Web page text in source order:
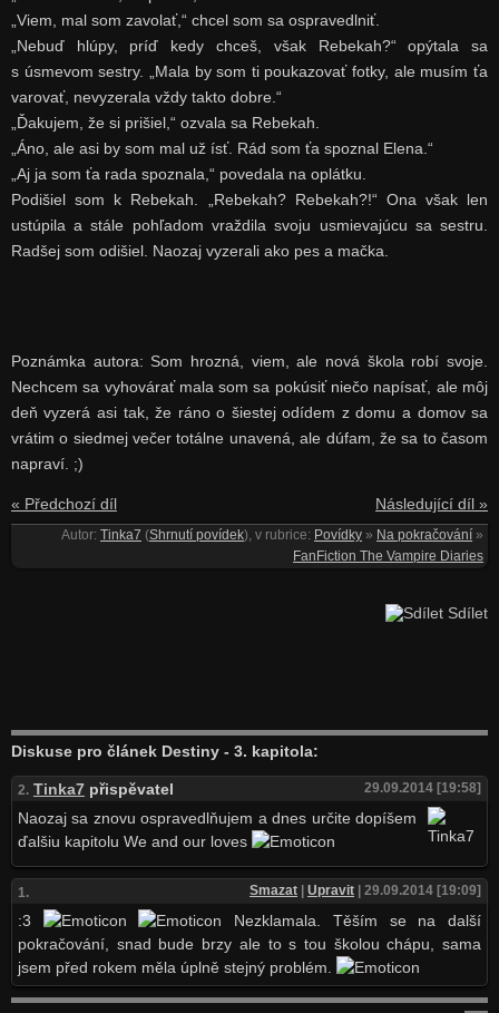
„Viem, mal som zavolať,“ chcel som sa ospravedlniť.
„Nebuď hlúpy, príď kedy chceš, však Rebekah?“ opýtala sa
s úsmevom sestry. „Mala by som ti poukazovať fotky, ale musím ťa
varovať, nevyzerala vždy takto dobre.“
„Ďakujem, že si prišiel,“ ozvala sa Rebekah.
„Áno, ale asi by som mal už ísť. Rád som ťa spoznal Elena.“
„Aj ja som ťa rada spoznala,“ povedala na oplátku.
Podišiel som k Rebekah. „Rebekah? Rebekah?!“ Ona však len
ustúpila a stále pohľadom vraždila svoju usmievajúcu sa sestru.
Radšej som odišiel. Naozaj vyzerali ako pes a mačka.
Poznámka autora: Som hrozná, viem, ale nová škola robí svoje.
Nechcem sa vyhovárať mala som sa pokúsiť niečo napísať, ale môj
deň vyzerá asi tak, že ráno o šiestej odídem z domu a domov sa
vrátim o siedmej večer totálne unavená, ale dúfam, že sa to časom
napraví. ;)
« Předchozí díl Následující díl »
Autor:Tinka7 (Shrnutí povídek), v rubrice: Povídky » Na pokračování »
FanFiction The Vampire Diaries
Sdílet
Diskuse pro článek Destiny - 3. kapitola:
2. Tinka7přispěvatel 29.09.2014 [19:58]
Naozaj sa znovu ospravedlňujem a dnes určite dopíšem
ďalšiu kapitolu We and our loves
1. Smazat |Upravit | 29.09.2014 [19:09]
:3
Nezklamala. Těším se na další
pokračování, snad bude brzy ale to s tou školou chápu, sama
jsem před rokem měla úplně stejný problém.